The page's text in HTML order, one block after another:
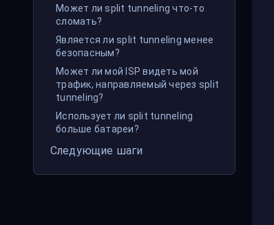
Может ли split tunneling что-то
сломать?
Является ли split tunneling менее
безопасным?
Может ли мой ISP видеть мой
трафик, направляемый через split
tunneling?
Использует ли split tunneling
больше батареи?
Следующие шаги